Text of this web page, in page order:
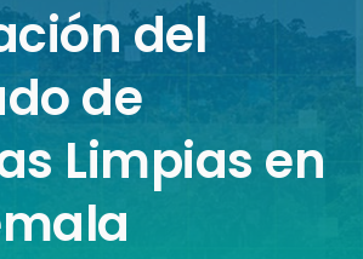
del
de
Limpias en